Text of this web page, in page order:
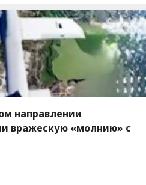
направлении
вражескую «молнию» с